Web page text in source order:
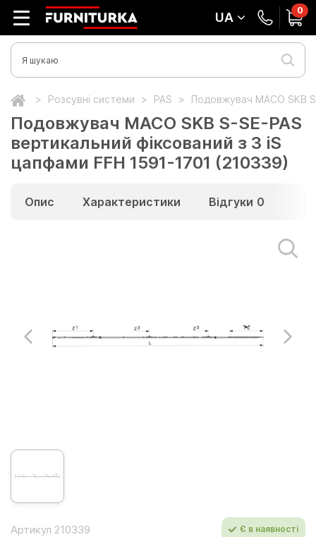
UA 0
Розсувні системи PAS Подовжувач МАСО SKB
Подовжувач МАСО SKB S-SE-PAS
вертикальний фіксований з 3 iS
цапфами FFH 1591-1701 (210339)
Опис Характеристики Відгуки 0
Артикул 210339 Є в наявності